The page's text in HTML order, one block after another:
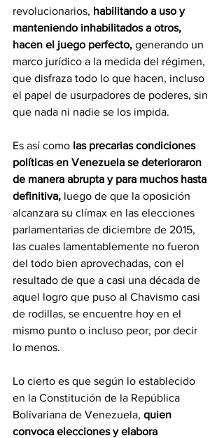
revolucionarios, habilitando a uso y
manteniendo inhabilitados a otros,
hacen el juego perfecto, generando un
marco jurídico a la medida del régimen,
que disfraza todo lo que hacen, incluso
el papel de usurpadores de poderes, sin
que nada ni nadie se los impida.
Es así como las precarias condiciones
políticas en Venezuela se deterioraron
de manera abrupta y para muchos hasta
definitiva, luego de que la oposición
alcanzara su clímax en las elecciones
parlamentarias de diciembre de 2015,
las cuales lamentablemente no fueron
del todo bien aprovechadas, con el
resultado de que a casi una década de
aquel logro que puso al Chavismo casi
de rodillas, se encuentre hoy en el
mismo punto o incluso peor, por decir
lo menos.
Lo cierto es que según lo establecido
en la Constitución de la República
Bolivariana de Venezuela, quien
convoca elecciones y elabora